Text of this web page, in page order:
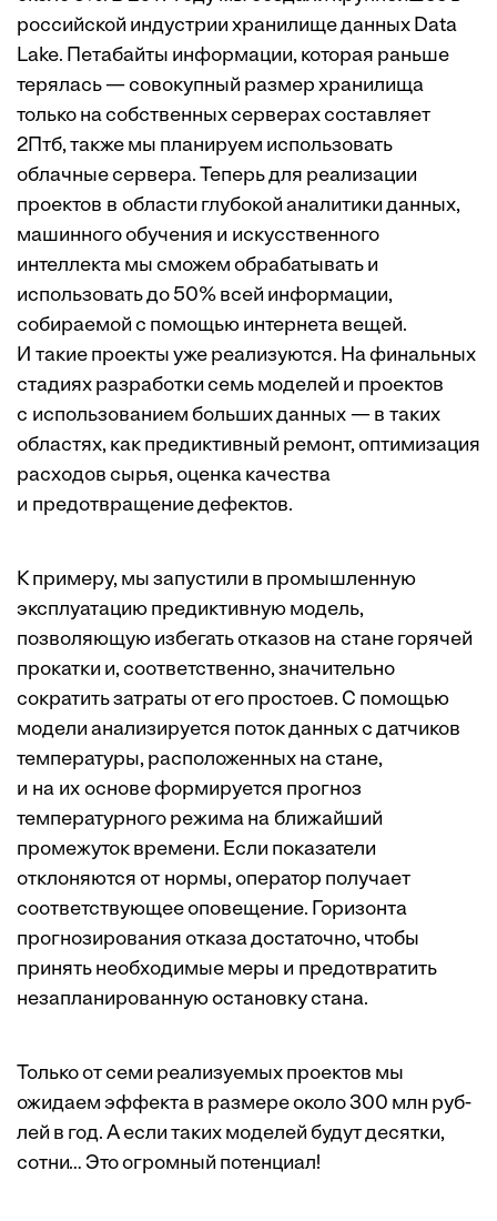
российской индустрии хранилище данных Data
Lake. Петабайты информации, которая раньше
терялась — совокупный размер хранилища
только на собственных серверах составляет
2Птб, также мы планируем использовать
облачные сервера. Теперь для реализации
проектов в области глубокой аналитики данных,
машинного обучения и искусственного
интеллекта мы сможем обрабатывать и
использовать до 50% всей информации,
собираемой с помощью интернета вещей.
И такие проекты уже реализуются. На финальных
стадиях разработки семь моделей и проектов
с использованием больших данных — в таких
областях, как предиктивный ремонт, оптимизация
расходов сырья, оценка качества
и предотвращение дефектов.
К примеру, мы запустили в промышленную
эксплуатацию предиктивную модель,
позволяющую избегать отказов на стане горячей
прокатки и, соответственно, значительно
сократить затраты от его простоев. С помощью
модели анализируется поток данных с датчиков
температуры, расположенных на стане,
и на их основе формируется прогноз
температурного режима на ближайший
промежуток времени. Если показатели
отклоняются от нормы, оператор получает
соответствующее оповещение. Горизонта
прогнозирования отказа достаточно, чтобы
принять необходимые меры и предотвратить
незапланированную остановку стана.
Только от семи реализуемых проектов мы
ожидаем эффекта в размере около 300 млн руб­
лей в год. А если таких моделей будут десятки,
сотни… Это огромный потенциал!